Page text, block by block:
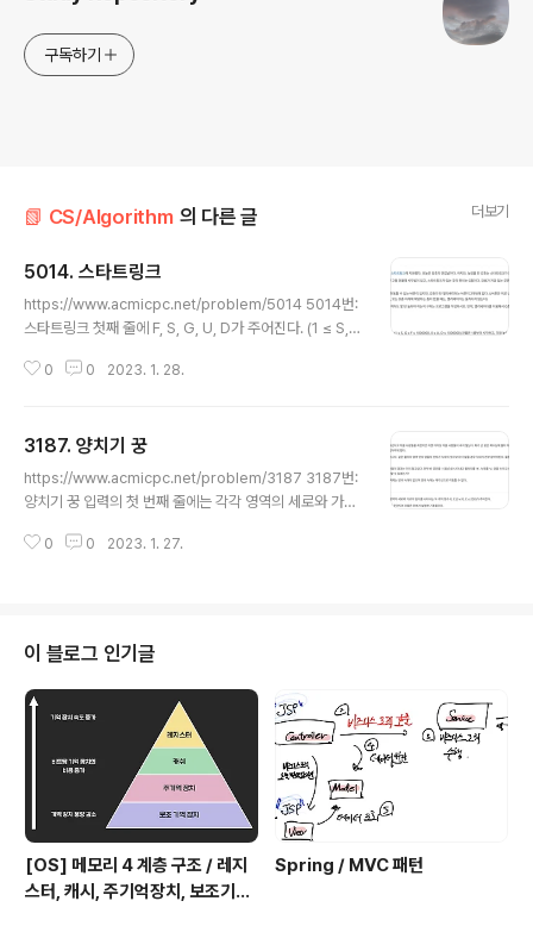
구독하기
📗 CS/Algorithm 의 다른 글 더보기
5014. 스타트링크
https://www.acmicpc.net/problem/5014 5014번:
스타트링크 첫째 줄에 F, S, G, U, D가 주어진다. (1 ≤ S,
부터 시작하고, 가장 높은 층은 F층이다. www.acmicpc.
1을 저장해 준다. G층에 도달하면 BFS를 멈추면 된다. 소
스코드 #include #include #include #include #incl
ude #define FASTio ios_base :: sync_with_stdio
0 0 2023. 1. 28.
3187. 양치기 꿍
https://www.acmicpc.net/problem/3187 3187번:
양치기 꿍 입력의 첫 번째 줄에는 각각 영역의 세로와 가로
가 주어진다. 다음 각 R줄에는 C개의 문자가 주어지며 이
타리 내부에 늑대의 수가 양의 수보다 많으면 양이 모두 잡
아먹힌다. Solution 1. 영역별로 살펴보기 위해 배열값이
#이 아닌경우 bfs를 해서 양의 수와 늑대 수를 계산한다.
2. 영역 내부값만 BFS로 살펴보고, 내부값이 v면 wolf를
0 0 2023. 1. 27.
이 블로그 인기글
[OS] 메모리 4 계층 구조 / 레지
스터, 캐시, 주기억장치, 보조기억
Spring / MVC 패턴